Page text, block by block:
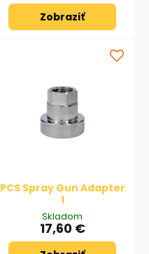
Zobraziť
PCS Spray Gun Adapter
1
Skladom
17,60 €